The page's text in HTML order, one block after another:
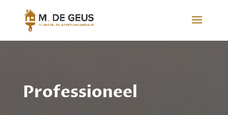
Professioneel